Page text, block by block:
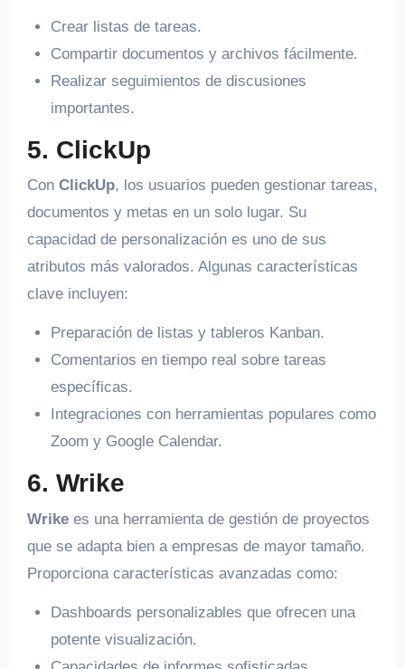
Crear listas de tareas.
Compartir documentos y archivos fácilmente.
Realizar seguimientos de discusiones
importantes.
5. ClickUp
Con ClickUp, los usuarios pueden gestionar tareas,
documentos y metas en un solo lugar. Su
capacidad de personalización es uno de sus
atributos más valorados. Algunas características
clave incluyen:
Preparación de listas y tableros Kanban.
Comentarios en tiempo real sobre tareas
específicas.
Integraciones con herramientas populares como
Zoom y Google Calendar.
6. Wrike
Wrikees una herramienta de gestión de proyectos
que se adapta bien a empresas de mayor tamaño.
Proporciona características avanzadas como:
Dashboards personalizables que ofrecen una
potente visualización.